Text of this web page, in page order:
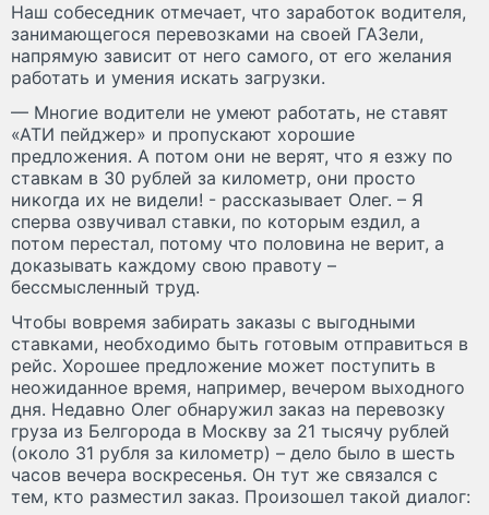
Наш собеседник отмечает, что заработок водителя,
занимающегося перевозками на своей ГАЗели,
напрямую зависит от него самого, от его желания
работать и умения искать загрузки.
— Многие водители не умеют работать, не ставят
«АТИ пейджер» и пропускают хорошие
предложения. А потом они не верят, что я езжу по
ставкам в 30 рублей за километр, они просто
никогда их не видели! - рассказывает Олег. – Я
сперва озвучивал ставки, по которым ездил, а
потом перестал, потому что половина не верит, а
доказывать каждому свою правоту –
бессмысленный труд.
Чтобы вовремя забирать заказы с выгодными
ставками, необходимо быть готовым отправиться в
рейс. Хорошее предложение может поступить в
неожиданное время, например, вечером выходного
дня. Недавно Олег обнаружил заказ на перевозку
груза из Белгорода в Москву за 21 тысячу рублей
(около 31 рубля за километр) – дело было в шесть
часов вечера воскресенья. Он тут же связался с
тем, кто разместил заказ. Произошел такой диалог: